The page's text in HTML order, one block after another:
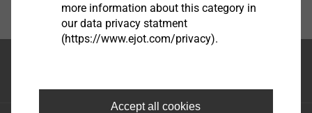
这是《德国举报人保护法》第12条所指的内部举报办
19条）或德国联邦卡特尔办公室（《德国举报人保护
more information about this category in
our data privacy statment
(https://www.ejot.com/privacy).
Accept all cookies